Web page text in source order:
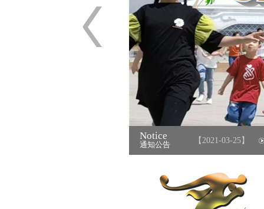
Notice
通知公告 【2021-03-25】 晨